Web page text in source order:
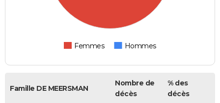
Femmes Hommes
Famille DE MEERSMAN
Nombre de
décès
% des
décès